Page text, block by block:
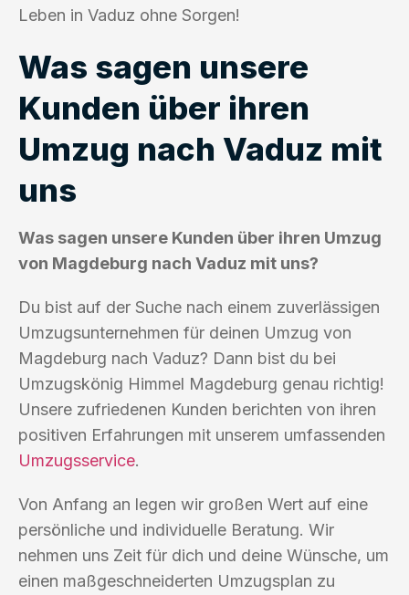
Leben in Vaduz ohne Sorgen!
Was sagen unsere
Kunden über ihren
Umzug nach Vaduz mit
uns
Was sagen unsere Kunden über ihren Umzug
von Magdeburg nach Vaduz mit uns?
Du bist auf der Suche nach einem zuverlässigen
Umzugsunternehmen für deinen Umzug von
Magdeburg nach Vaduz? Dann bist du bei
Umzugskönig Himmel Magdeburg genau richtig!
Unsere zufriedenen Kunden berichten von ihren
positiven Erfahrungen mit unserem umfassenden
Umzugsservice.
Von Anfang an legen wir großen Wert auf eine
persönliche und individuelle Beratung. Wir
nehmen uns Zeit für dich und deine Wünsche, um
einen maßgeschneiderten Umzugsplan zu